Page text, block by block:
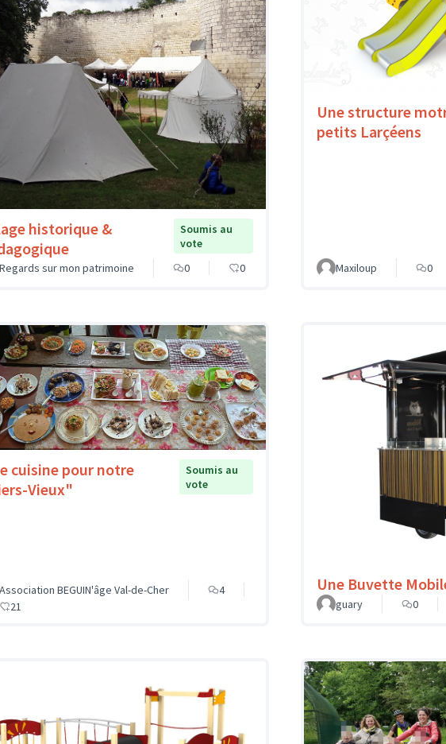
historique &
Soumis au
vote
Regards sur mon patrimoine
0 0
Une structure
petits Larçéens
Maxiloup 0
cuisine pour notre
Vieux"
Soumis au
vote
Association BEGUIN'âge Val-de-Cher
4
21
Une Buvette
guary
0